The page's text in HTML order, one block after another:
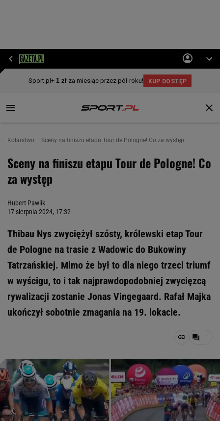
Kolarstwo Sceny na finiszu etapu Tour de Pologne! Co za występ
Sceny na finiszu etapu Tour de Pologne! Co
za występ
Hubert Pawlik
17 sierpnia 2024, 17:32
Thibau Nys zwyciężył szósty, królewski etap Tour
de Pologne na trasie z Wadowic do Bukowiny
Tatrzańskiej. Mimo że był to dla niego trzeci triumf
w wyścigu, to i tak najprawdopodobniej zwycięzcą
rywalizacji zostanie Jonas Vingegaard. Rafał Majka
ukończył sobotnie zmagania na 19. lokacie.